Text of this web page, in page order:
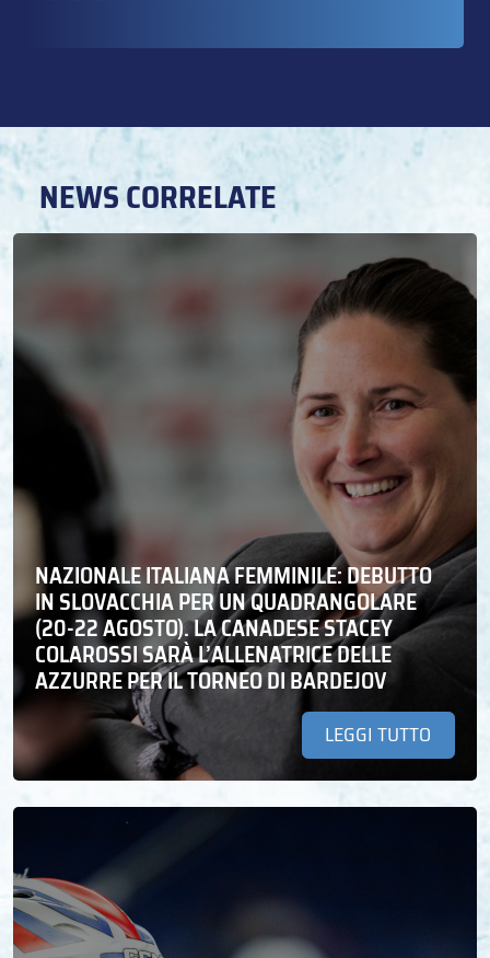
NEWS CORRELATE
NAZIONALE ITALIANA FEMMINILE: DEBUTTO
IN SLOVACCHIA PER UN QUADRANGOLARE
(20-22 AGOSTO). LA CANADESE STACEY
COLAROSSI SARÀ L’ALLENATRICE DELLE
AZZURRE PER IL TORNEO DI BARDEJOV
LEGGI TUTTO